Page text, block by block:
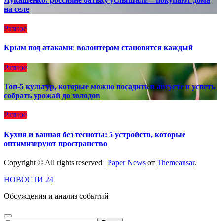
на селе
Разное
Крым под атаками: волонтером становится каждый
Разное
Топ-5 культур, которые можно посадить в августе и успеть
собрать урожай до холодов
Разное
Кухня и ванная без тесноты: 5 устройств, которые
оптимизируют пространство
Copyright © All rights reserved | Paper News от Themeansar.
НОВОСТИ 24
Обсуждения и анализ событий